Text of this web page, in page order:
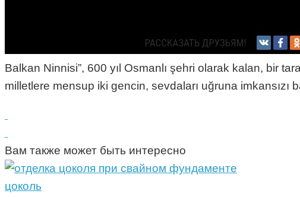
Balkan Ninnisi”, 600 yıl Osmanlı şehri olarak kalan, bir
milletlere mensup iki gencin, sevdaları uğruna
Вам также может быть интересно
цоколь